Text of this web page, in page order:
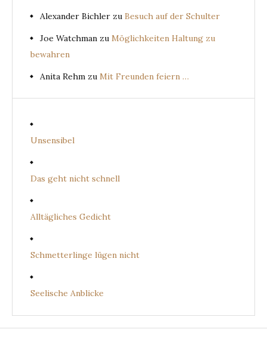
Alexander Bichler zu Besuch auf der Schulter
Joe Watchman zu Möglichkeiten Haltung zu
bewahren
Anita Rehm zu Mit Freunden feiern …
Unsensibel
Das geht nicht schnell
Alltägliches Gedicht
Schmetterlinge lügen nicht
Seelische Anblicke